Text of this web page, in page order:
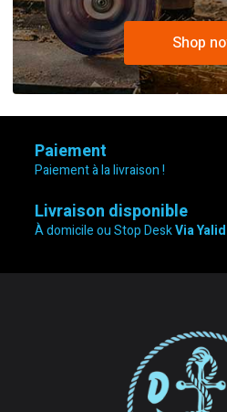
Shop
Paiement
Paiement à la livraison !
Livraison disponible
À domicile ou Stop DeskVia